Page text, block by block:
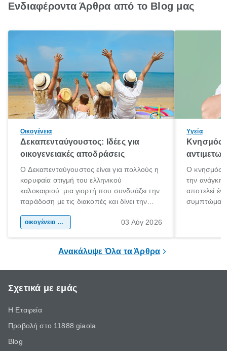
Ενδιαφέροντα Άρθρα από το Blog μας
Οικογένεια
Δεκαπενταύγουστος: Ιδέες για
οικογενειακές αποδράσεις
Ο Δεκαπενταύγουστος είναι για πολλούς η
κορυφαία στιγμή του ελληνικού
καλοκαιριού: μια γιορτή που συνδυάζει την
παράδοση με τις διακοπές και δίνει την
χώρας. Είτε πρόκειται για λίγες μέρες
οικογένεια & παιδί 03 Αύγ 2026
Υγεία
Κνησμός:
Ο κνησμός
την ανάγκη
αποτελεί
Ανακάλυψε Όλα τα Άρθρα
Σχετικά με εμάς
Η Εταιρεία
Προβολή στο 11888 giaola
Blog